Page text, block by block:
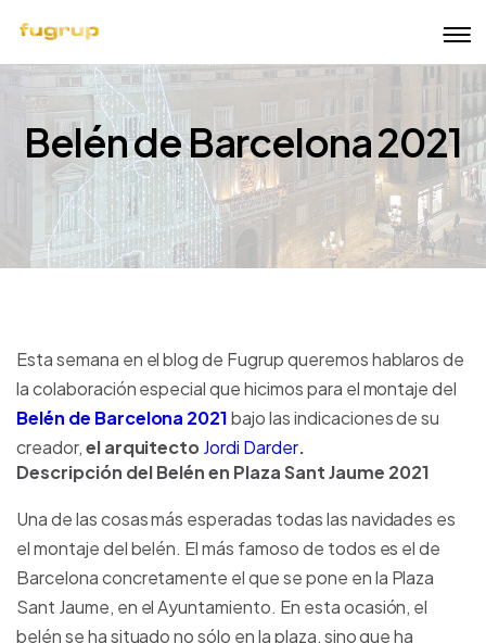
Belén de Barcelona 2021
Esta semana en el blog de Fugrup queremos hablaros de
la colaboración especial que hicimos para el montaje del
Belén de Barcelona 2021bajo las indicaciones de su
creador,el arquitectoJordi Darder.
Descripción delBelén en Plaza Sant Jaume 2021
Una de las cosas más esperadas todas las navidades es
el montaje del belén. El más famoso de todos es el de
Barcelona concretamente el que se pone en la Plaza
Sant Jaume, en el Ayuntamiento. En esta ocasión, el
belén se ha situado no sólo en la plaza, sino que ha